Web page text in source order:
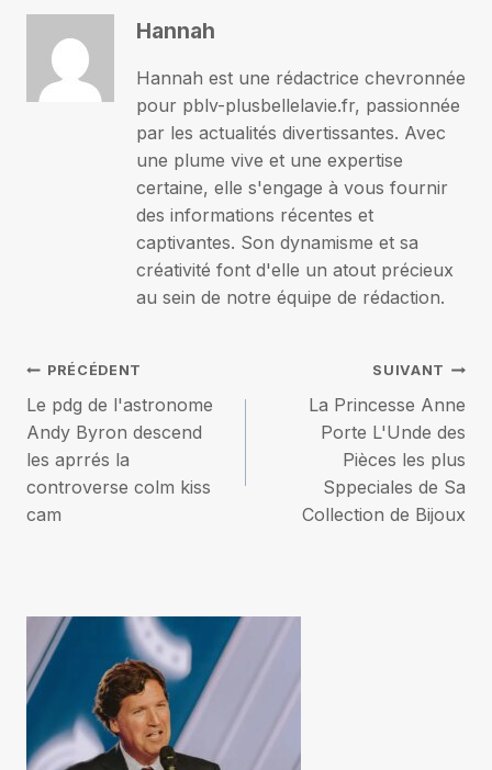
Hannah
Hannah est une rédactrice chevronnée
pour pblv-plusbellelavie.fr, passionnée
par les actualités divertissantes. Avec
une plume vive et une expertise
certaine, elle s'engage à vous fournir
des informations récentes et
captivantes. Son dynamisme et sa
créativité font d'elle un atout précieux
au sein de notre équipe de rédaction.
Navigation
de
l’article
PRÉCÉDENT
Le pdg de l'astronome
Andy Byron descend
les aprrés la
controverse colm kiss
cam
SUIVANT
La Princesse Anne
Porte L'Unde des
Pièces les plus
Sppeciales de Sa
Collection de Bijoux